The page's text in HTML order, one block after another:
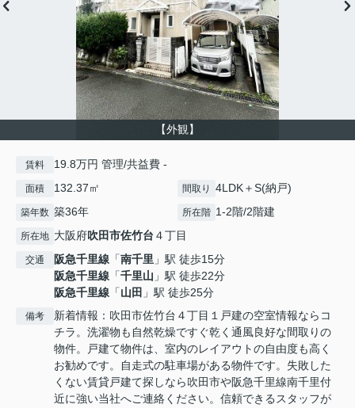
【外観】
賃料 19.8万円 管理/共益費 -
面積 132.37㎡ 間取り 4LDK＋S(納戸)
築年数 築36年 所在階 1-2階/2階建
所在地 大阪府吹田市佐竹台 ４丁目
交通 阪急千里線 「南千里 」駅 徒歩15分
阪急千里線 「千里山 」駅 徒歩22分
阪急千里線 「山田 」駅 徒歩25分
備考
新着情報：吹田市佐竹台４丁目１戸建の空室情報ならコ
チラ。洗濯物も自然乾燥ですぐ乾く通風良好な間取りの
物件。戸建て物件は、室内のレイアウトの自由度も高く
お勧めです。自走式の駐車場がある物件です。失敗した
くない賃貸戸建て探しなら吹田市や阪急千里線南千里付
近に強い当社へご連絡ください。信頼できるスタッフが